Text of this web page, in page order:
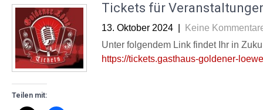
Tickets für
13. Oktober 2024
Keine
Unter folgendem Link findet Ihr in
https://tickets.gasthaus-goldener-
Teilen mit: